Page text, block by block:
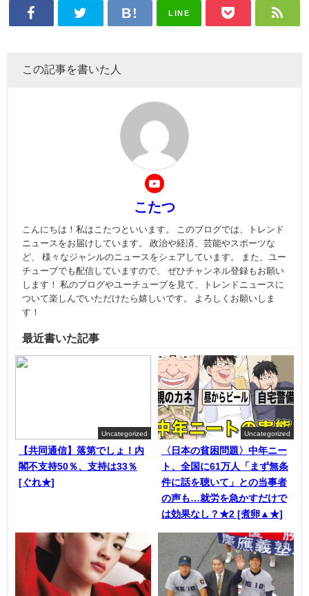
LINE
この記事を書いた人
こたつ
こんにちは！私はこたつといいます。 このブログでは、トレンド
ニュースをお届けしています。 政治や経済、芸能やスポーツな
ど、 様々なジャンルのニュースをシェアしています。 また、ユー
チューブでも配信していますので、 ぜひチャンネル登録もお願い
します！ 私のブログやユーチューブを見て、トレンドニュースに
ついて楽しんでいただけたら嬉しいです。 よろしくお願いしま
す！
最近書いた記事
Uncategorized
【共同通信】落第でしょ！内
閣不支持50％、支持は33％
[ぐれ★]
Uncategorized
〈日本の貧困問題〉中年ニー
ト、全国に61万人「まず無条
件に話を聴いて」との当事者
の声も…就労を急かすだけで
は効果なし？★2 [煮卵▲★]